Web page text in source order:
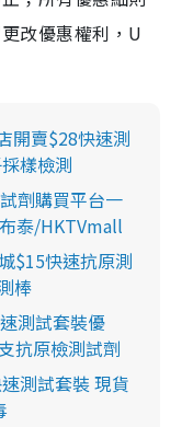
改優惠權利，U
開賣$28快速測
樣檢測
劑購買平台一
泰/HKTVmall
$15快速抗原測
棒
測試套裝優
抗原檢測試劑
測試套裝 現貨